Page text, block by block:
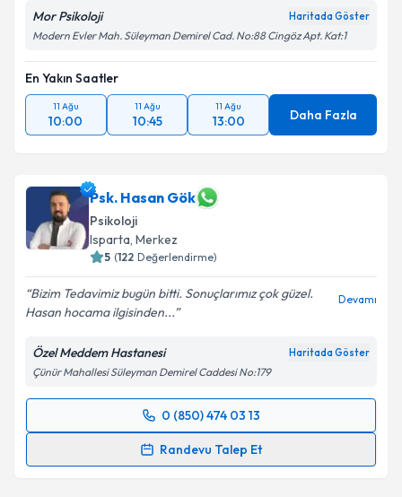
Mor Psikoloji Haritada Göster
Modern Evler Mah. Süleyman Demirel Cad. No:88 Cingöz Apt. Kat:1
En Yakın Saatler
11 Ağu
10:00
11 Ağu
10:45
11 Ağu
13:00 Daha Fazla
Psk. Hasan Gök
Psikoloji
Isparta, Merkez
5 (122 Değerlendirme)
Bizim Tedavimiz bugün bitti. Sonuçlarımız çok güzel.
Hasan hocama ilgisinden...
Devamı
Özel Meddem Hastanesi Haritada Göster
Çünür Mahallesi Süleyman Demirel Caddesi No:179
0 (850) 474 03 13
Randevu Talep Et
Randevu Takvimi Talebi